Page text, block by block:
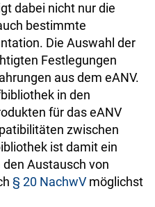
dabei nicht nur die
bestimmte
Die Auswahl der
Festlegungen
aus dem eANV.
in den
für das eANV
zwischen
ist damit ein
Austausch von
§ 20 NachwV möglichst